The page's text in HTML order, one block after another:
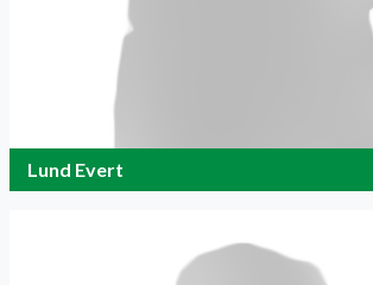
Lund Evert